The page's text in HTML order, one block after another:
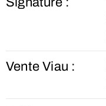
Vente Viau :